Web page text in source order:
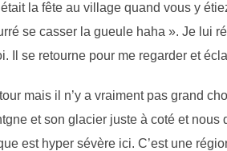
la fête au village quand vous y
se casser la gueule haha ». Je lui
Il se retourne pour me regarder et
mais il n’y a vraiment pas grand
et son glacier juste à coté et nous
est hyper sévère ici. C’est une